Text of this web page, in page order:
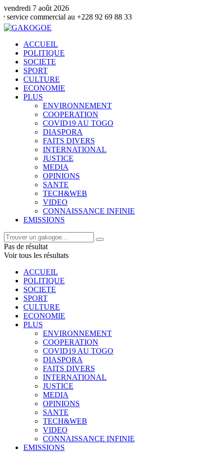
vendredi 7 août 2026
au +228 92 69 88 33
ACCUEIL
POLITIQUE
SOCIETE
SPORT
CULTURE
ECONOMIE
PLUS
ENVIRONNEMENT
COOPERATION
COVID19 AU TOGO
DIASPORA
FAITS DIVERS
INTERNATIONAL
JUSTICE
MEDIA
OPINIONS
SANTE
TECH&WEB
VIDEO
CONNAISSANCE INFINIE
EMISSIONS
Pas de résultat
Voir tous les résultats
ACCUEIL
POLITIQUE
SOCIETE
SPORT
CULTURE
ECONOMIE
PLUS
ENVIRONNEMENT
COOPERATION
COVID19 AU TOGO
DIASPORA
FAITS DIVERS
INTERNATIONAL
JUSTICE
MEDIA
OPINIONS
SANTE
TECH&WEB
VIDEO
CONNAISSANCE INFINIE
EMISSIONS